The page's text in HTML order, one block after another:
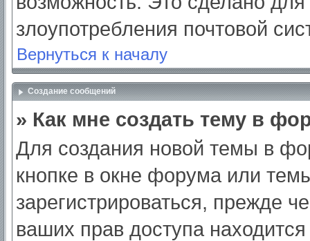
злоупотребления почтовой
Вернуться к началу
Создание сообщений
» Как мне создать тему в
Для создания новой темы в
кнопке в окне форума или
зарегистрироваться, прежде
ваших прав доступа